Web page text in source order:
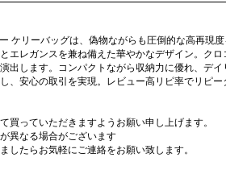
ケリーバッグは、偽物ながらも圧倒的な高再現
エレガンスを兼ね備えた華やかなデザイン。ク
出します。コンパクトながら収納力に優れ、デ
、安心の取引を実現。レビュー高リピ率でリピ
買っていただきますようお願い申し上げます。
異なる場合がございます
したらお気軽にご連絡をお願い致します。